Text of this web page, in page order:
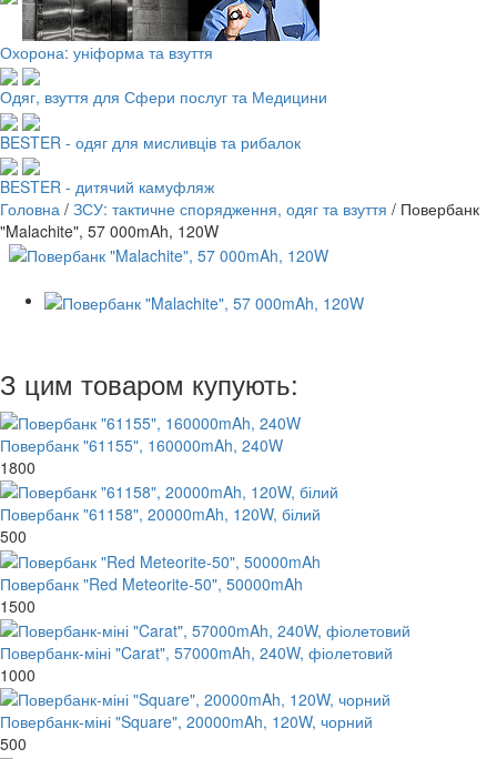
Охорона: уніформа та взуття
Одяг, взуття для Сфери послуг та Медицини
BESTER - одяг для мисливців та рибалок
BESTER - дитячий камуфляж
Головна / ЗСУ: тактичне спорядження, одяг та взуття / Повербанк
"Malachite", 57 000mAh, 120W
З цим товаром купують:
Повербанк "61155", 160000mAh, 240W
1800
Повербанк "61158", 20000mAh, 120W, білий
500
Повербанк "Red Meteorite-50", 50000mAh
1500
Повербанк-міні "Carat", 57000mAh, 240W, фіолетовий
1000
Повербанк-міні "Square", 20000mAh, 120W, чорний
500